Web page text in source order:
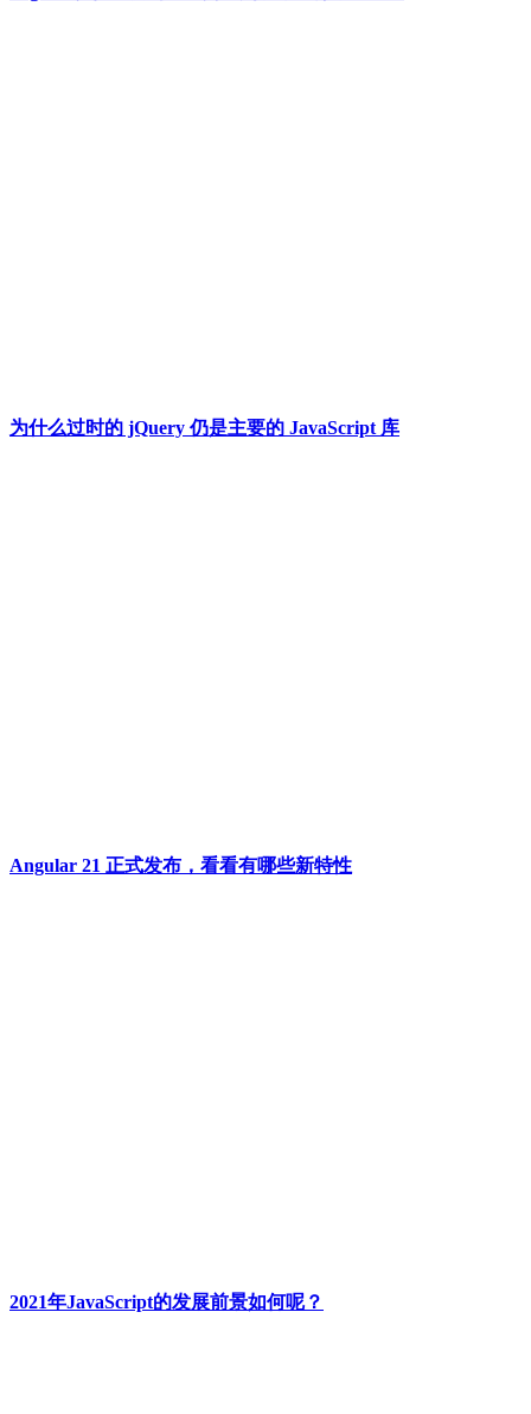
为什么过时的 jQuery 仍是主要的 JavaScript 库
Angular 21 正式发布，看看有哪些新特性
2021年JavaScript的发展前景如何呢？